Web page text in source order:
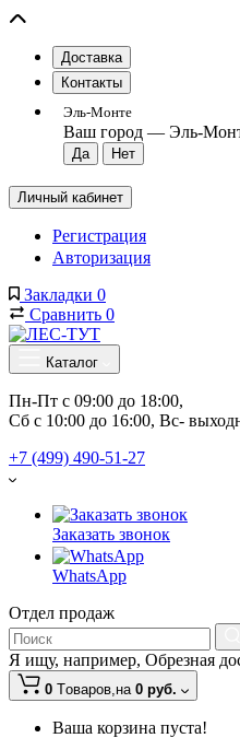
Доставка
Контакты
Эль-Монте
Ваш город — Эль-
Личный кабинет
Регистрация
Авторизация
Закладки 0
Сравнить 0
Каталог
Пн-Пт с 09:00 до 18:00,
Сб с 10:00 до 16:00, Вс-
+7 (499) 490-51-27
Заказать звонок
WhatsApp
Отдел продаж
Я ищу, например, Обрезная
0 Tоваров,на 0 руб.
Ваша корзина пуста!